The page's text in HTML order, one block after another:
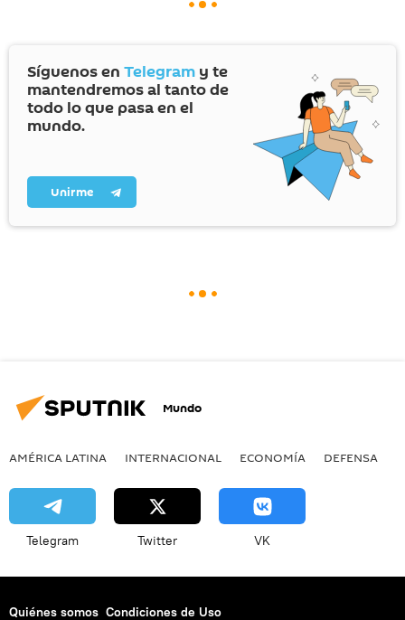
Síguenos en Telegram y te
mantendremos al tanto de
todo lo que pasa en el
mundo.
Unirme
Mundo
AMÉRICA LATINA INTERNACIONAL ECONOMÍA DEFENSA
Telegram Twitter VK
Quiénes somos Condiciones de Uso